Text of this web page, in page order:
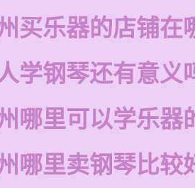
买乐器的店铺在
学钢琴还有意义
哪里可以学乐器
哪里卖钢琴比较